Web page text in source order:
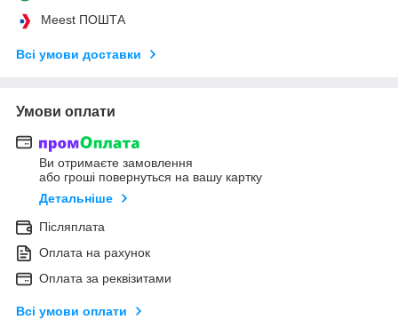
Meest ПОШТА
Всі умови доставки
Умови оплати
Ви отримаєте замовлення
або гроші повернуться на вашу картку
Детальніше
Післяплата
Оплата на рахунок
Оплата за реквізитами
Всі умови оплати